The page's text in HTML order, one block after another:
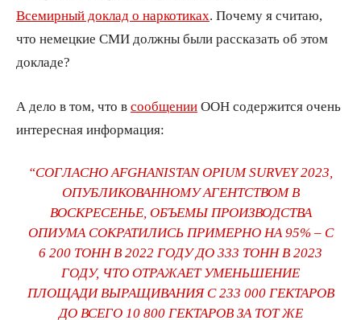
Всемирный доклад о наркотиках . Почему я считаю,
что немецкие СМИ должны были рассказать об этом
докладе?
А дело в том, что в сообщении ООН содержится очень
интересная информация:
“СОГЛАСНО AFGHANISTAN OPIUM SURVEY 2023,
ОПУБЛИКОВАННОМУ АГЕНТСТВОМ В
ВОСКРЕСЕНЬЕ, ОБЪЕМЫ ПРОИЗВОДСТВА
ОПИУМА СОКРАТИЛИСЬ ПРИМЕРНО НА 95% – С
6 200 ТОНН В 2022 ГОДУ ДО 333 ТОНН В 2023
ГОДУ, ЧТО ОТРАЖАЕТ УМЕНЬШЕНИЕ
ПЛОЩАДИ ВЫРАЩИВАНИЯ С 233 000 ГЕКТАРОВ
ДО ВСЕГО 10 800 ГЕКТАРОВ ЗА ТОТ ЖЕ